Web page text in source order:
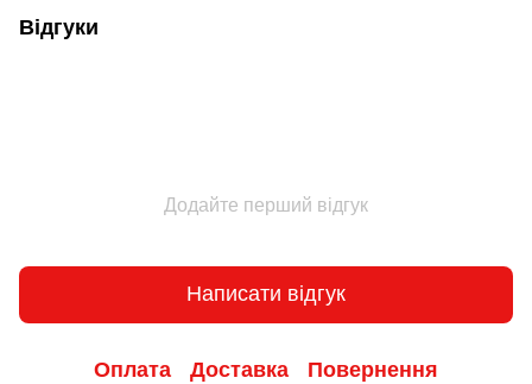
Відгуки
Додайте перший відгук
Написати відгук
Оплата Доставка Повернення